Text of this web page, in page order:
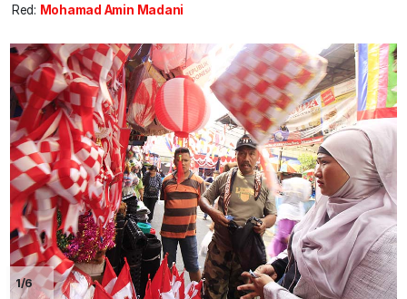
Red: Mohamad Amin Madani
1/6